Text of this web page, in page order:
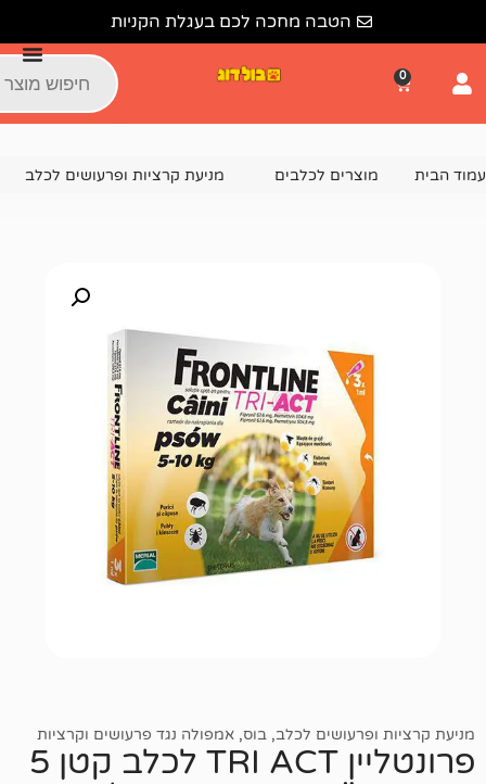
הטבה מחכה לכם בעגלת הקניות
לכלבים מניעת קרציות ופרעושים לכלב פרונטליין TRI ACT לכלב קטן 5 עד 10 ק"ג מארז 3 אמפולות
לכלב,בוס,אמפולה נגד פרעושים וקרציות
פרונטליין TRI ACT לכלב קטן 5